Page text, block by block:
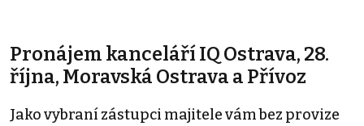
Pronájem kanceláří IQ Ostrava, 28.
října, Moravská Ostrava a Přívoz
Jako vybraní zástupci majitele vám bez provize